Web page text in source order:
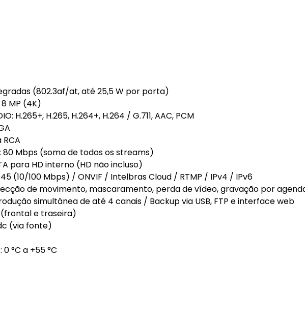
(802.3af/at, até 25,5 W por porta)
8 MP (4K)
H.265+, H.265, H.264+, H.264 / G.711, AAC, PCM
RCA
80 Mbps (soma de todos os streams)
para HD interno (HD não incluso)
45 (10/100 Mbps) / ONVIF / Intelbras Cloud / RTMP / IPv4 / IPv6
de movimento, mascaramento, perda de vídeo, gravação por
simultânea de até 4 canais / Backup via USB, FTP e interface web
(frontal e traseira)
(via fonte)
0 °C a +55 °C